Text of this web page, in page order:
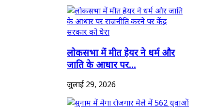
लोकसभा में मीत हेयर ने धर्म और
जाति के आधार पर...
जुलाई 29, 2026